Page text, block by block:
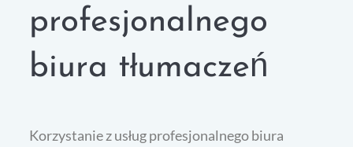
profesjonalnego
biura tłumaczeń
Korzystanie z usług profesjonalnego biura